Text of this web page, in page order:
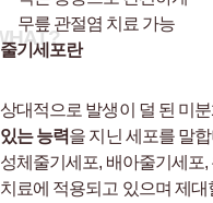
무릎 관절염 치료 가능
줄기세포란
상대적으로 발생이 덜 된 미
있는 능력을 지닌 세포를 말
성체줄기세포, 배아줄기세포
치료에 적용되고 있으며 제